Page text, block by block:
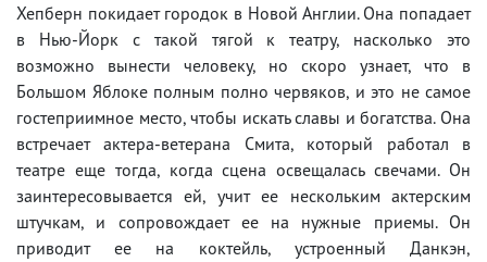
Хепберн покидает городок в Новой Англии. Она попадает
в Нью-Йорк с такой тягой к театру, насколько это
возможно вынести человеку, но скоро узнает, что в
Большом Яблоке полным полно червяков, и это не самое
гостеприимное место, чтобы искать славы и богатства. Она
встречает актера-ветерана Смита, который работал в
театре еще тогда, когда сцена освещалась свечами. Он
заинтересовывается ей, учит ее нескольким актерским
штучкам, и сопровождает ее на нужные приемы. Он
приводит ее на коктейль, устроенный Данкэн,